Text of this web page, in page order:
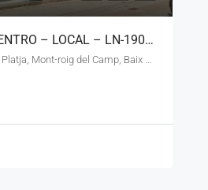
MIAMI PLAYA -CENTRO – LOCAL – LN-190326 –